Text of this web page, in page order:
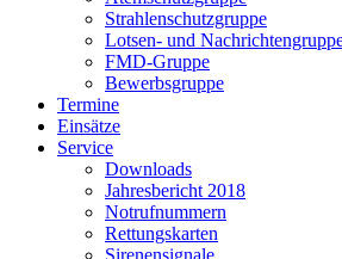
Strahlenschutzgruppe
Lotsen- und
FMD-Gruppe
Bewerbsgruppe
Termine
Einsätze
Service
Downloads
Jahresbericht 2018
Notrufnummern
Rettungskarten
Sirenensignale